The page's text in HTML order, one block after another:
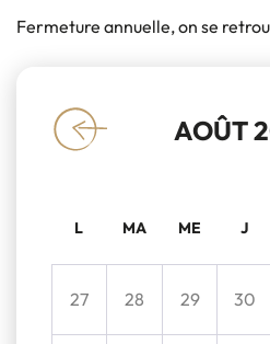
Fermeture annuelle, on se
« AOÛT
L MA ME J
27 28 29 30